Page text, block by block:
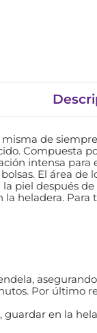
de
Compuesta
intensa
El área
piel después de
heladera.
Por
guardar en la